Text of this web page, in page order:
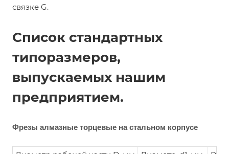
связке G.
Список стандартных
типоразмеров,
выпускаемых нашим
предприятием.
Фрезы алмазные торцевые на стальном корпусе